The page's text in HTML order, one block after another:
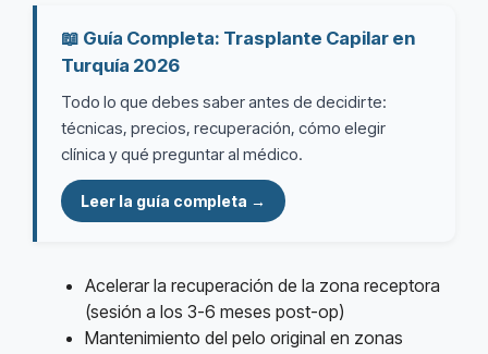
📖 Guía Completa: Trasplante Capilar en
Turquía 2026
Todo lo que debes saber antes de decidirte:
técnicas, precios, recuperación, cómo elegir
clínica y qué preguntar al médico.
Leer la guía completa →
Acelerar la recuperación de la zona receptora
(sesión a los 3-6 meses post-op)
Mantenimiento del pelo original en zonas